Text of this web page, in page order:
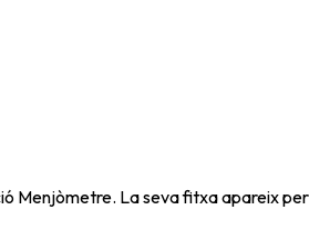
La seva fitxa apareix